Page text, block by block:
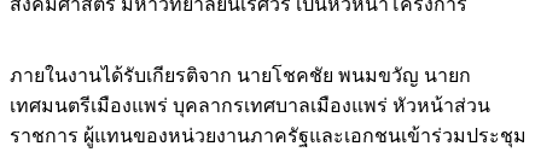
สังคมศาสตร์ มหาวิทยาลัยนเรศวร เป็นหัวหน้าโครงการ
ภายในงานได้รับเกียรติจาก นายโชคชัย พนมขวัญ นายก
เทศมนตรีเมืองแพร่ บุคลากรเทศบาลเมืองแพร่ หัวหน้าส่วน
ราชการ ผู้แทนของหน่วยงานภาครัฐและเอกชนเข้าร่วมประชุม